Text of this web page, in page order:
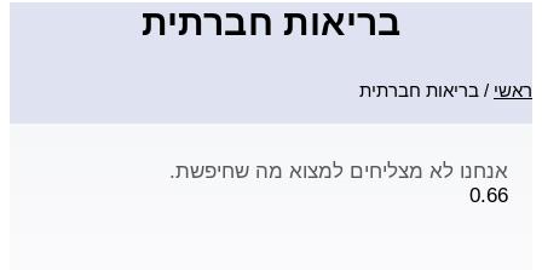
בריאות חברתית
ראשי / בריאות חברתית
אנחנו לא מצליחים למצוא מה שחיפשת.